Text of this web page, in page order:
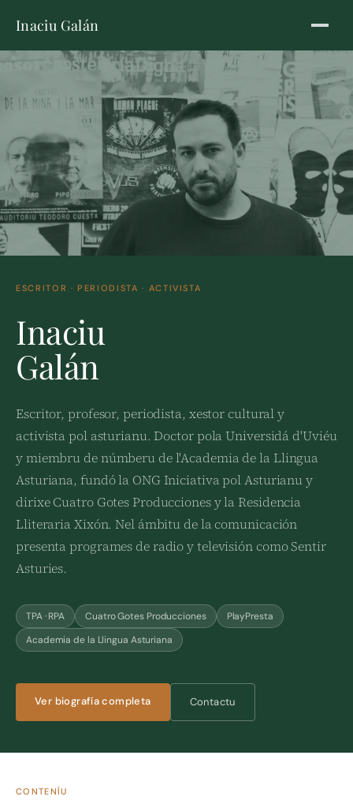
Inaciu Galán
ESCRITOR · PERIODISTA · ACTIVISTA
Inaciu
Galán
Escritor, profesor, periodista, xestor cultural y
activista pol asturianu. Doctor pola Universidá d'Uviéu
y miembru de númberu de l'Academia de la Llingua
Asturiana, fundó la ONG Iniciativa pol Asturianu y
dirixe Cuatro Gotes Producciones y la Residencia
Lliteraria Xixón. Nel ámbitu de la comunicación
presenta programes de radio y televisión como Sentir
Asturies.
TPA · RPA Cuatro Gotes Producciones
PlayPresta
Academia de la Llingua Asturiana
Ver biografía completa Contactu
CONTENÍU